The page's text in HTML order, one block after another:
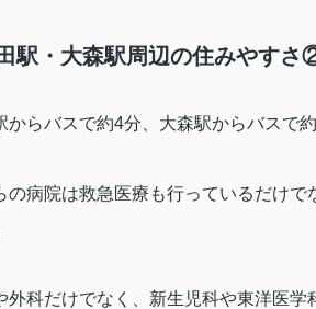
駅・大森駅周辺の住みやすさ
からバスで約4分、大森駅からバスで約
の病院は救急医療も行っているだけ
外科だけでなく、新生児科や東洋医